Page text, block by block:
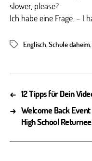
slower, please?
Ich habe eine Frage. – I
Schlagwörter
Englisch,Schule daheim,
← 12 Tipps für Dein
→ Welcome Back
High School